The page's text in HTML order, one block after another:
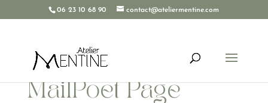
06 23 10 68 90 contact@ateliermentine.com
MailPoet Page